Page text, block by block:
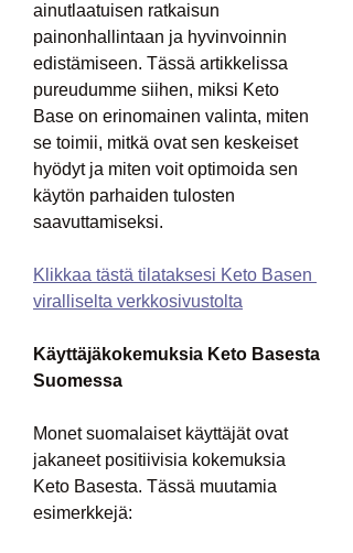
ainutlaatuisen ratkaisun
painonhallintaan ja hyvinvoinnin
edistämiseen. Tässä artikkelissa
pureudumme siihen, miksi Keto
Base on erinomainen valinta, miten
se toimii, mitkä ovat sen keskeiset
hyödyt ja miten voit optimoida sen
käytön parhaiden tulosten
saavuttamiseksi.
Klikkaa tästä tilataksesi Keto Basen
viralliselta verkkosivustolta
Käyttäjäkokemuksia Keto Basesta
Suomessa
Monet suomalaiset käyttäjät ovat
jakaneet positiivisia kokemuksia
Keto Basesta. Tässä muutamia
esimerkkejä: